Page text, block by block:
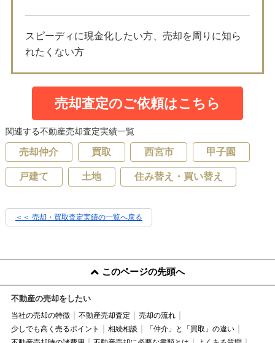
スピーディに現金化したい方、売却を周りに知ら
れたくない方
売却査定のご依頼はこちら
関連する不動産売却査定実績一覧
売却仲介 買取 西宮市 甲子園
戸建て 土地 住み替え・買い替え
＜＜ 売却・買取査定実績の一覧へ戻る
このページの先頭へ
不動産の売却をしたい
当社の売却の特徴 不動産売却査定
売却の流れ
少しでも高く売るポイント
相続相談
「仲介」と「買取」の違い